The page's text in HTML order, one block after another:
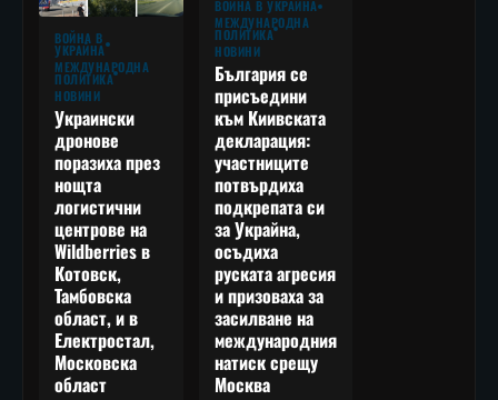
ВОЙНА В
УКРАЙНА
МЕЖДУНАРОДНА
ПОЛИТИКА
НОВИНИ
Украински
дронове
поразиха през
нощта
логистични
центрове на
Wildberries в
Котовск,
Тамбовска
област, и в
Електростал,
Московска
област
ВОЙНА В УКРАЙНА
МЕЖДУНАРОДНА
ПОЛИТИКА
НОВИНИ
България се
присъедини
към Киивската
декларация:
участниците
потвърдиха
подкрепата си
за Украйна,
осъдиха
руската агресия
и призоваха за
засилване на
международния
натиск срещу
Москва